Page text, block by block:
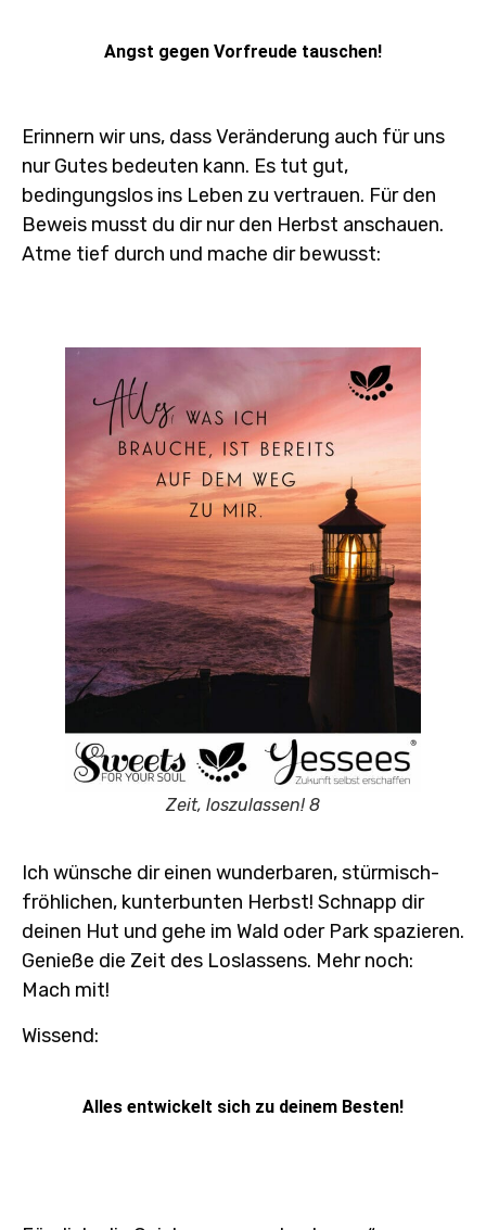
Angst gegen Vorfreude tauschen!
Erinnern wir uns, dass Veränderung auch für uns
nur Gutes bedeuten kann. Es tut gut,
bedingungslos ins Leben zu vertrauen. Für den
Beweis musst du dir nur den Herbst anschauen.
Atme tief durch und mache dir bewusst:
Zeit, loszulassen! 8
Ich wünsche dir einen wunderbaren, stürmisch-
fröhlichen, kunterbunten Herbst! Schnapp dir
deinen Hut und gehe im Wald oder Park spazieren.
Genieße die Zeit des Loslassens. Mehr noch:
Mach mit!
Wissend:
Alles entwickelt sich zu deinem Besten!